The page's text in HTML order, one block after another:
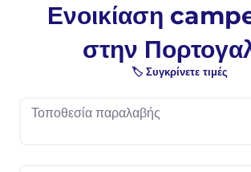
Ενοικίαση
στην
🏷️ Συγκρίνετε τιμές
Τοποθεσία παραλαβής